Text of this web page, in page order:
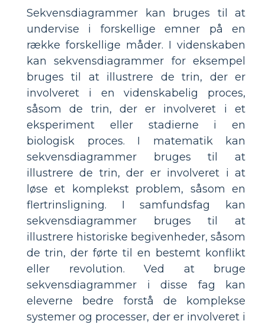
Sekvensdiagrammer kan bruges til at
undervise i forskellige emner på en
række forskellige måder. I videnskaben
kan sekvensdiagrammer for eksempel
bruges til at illustrere de trin, der er
involveret i en videnskabelig proces,
såsom de trin, der er involveret i et
eksperiment eller stadierne i en
biologisk proces. I matematik kan
sekvensdiagrammer bruges til at
illustrere de trin, der er involveret i at
løse et komplekst problem, såsom en
flertrinsligning. I samfundsfag kan
sekvensdiagrammer bruges til at
illustrere historiske begivenheder, såsom
de trin, der førte til en bestemt konflikt
eller revolution. Ved at bruge
sekvensdiagrammer i disse fag kan
eleverne bedre forstå de komplekse
systemer og processer, der er involveret i